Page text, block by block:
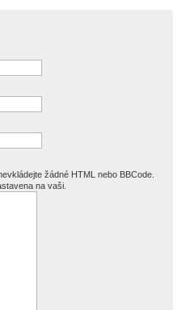
žádné HTML nebo BBCode.
na vaši.